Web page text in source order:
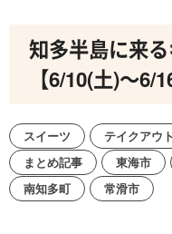
知多半島に来
【6/10(土)～6/
スイーツ テイクアウト
まとめ記事
東海市
南知多町
常滑市